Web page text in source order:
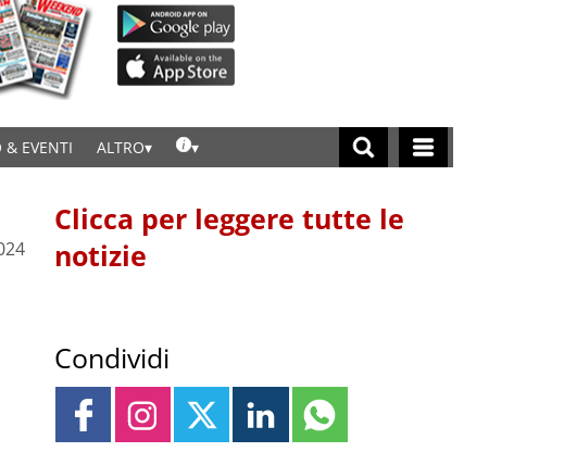
& EVENTI ALTRO
Clicca per leggere tutte le
notizie
Condividi